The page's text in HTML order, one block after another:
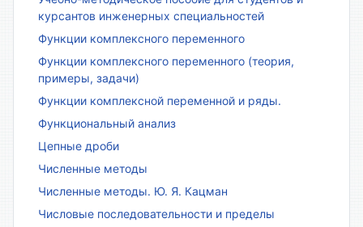
курсантов инженерных специальностей
Функции комплексного переменного
Функции комплексного переменного (теория,
примеры, задачи)
Функции комплексной переменной и ряды.
Функциональный анализ
Цепные дроби
Численные методы
Численные методы. Ю. Я. Кацман
Числовые последовательности и пределы